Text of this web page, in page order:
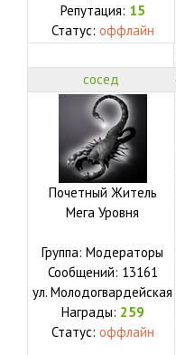
Репутация: 15
Статус: оффлайн
сосед
Почетный Житель
Мега Уровня
Группа: Модераторы
Сообщений: 13161
ул. Молодогвардейская
Награды: 259
Статус: оффлайн